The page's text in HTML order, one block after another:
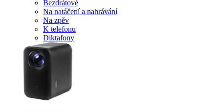
Bezdrátové
Na natáčení a nahrávání
Na zpěv
K telefonu
Diktafony